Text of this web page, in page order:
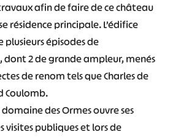
afin de faire de ce château
résidence principale. L’édifice
épisodes de
dont 2 de grande ampleur, menés
de renom tels que Charles de
Coulomb.
domaine des Ormes ouvre ses
visites publiques et lors de